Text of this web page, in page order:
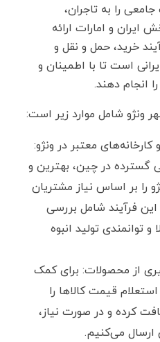
را به تاجران،
و امارات ارائه
خرید، حمل‌ و نقل و
است تا با اطمینان و
انجام دهند.
ونژو شامل موارد زیر است:
معتبر در ونژو:
گسترده در چین، بهترین و
را بر اساس نیاز مشتریان
فرآیند شامل بررسی
توانمندی تولید انبوه
از محصولات: برای کمک
قیمت کالاها را
کرده و در صورت نیاز،
ارسال می‌کنیم.